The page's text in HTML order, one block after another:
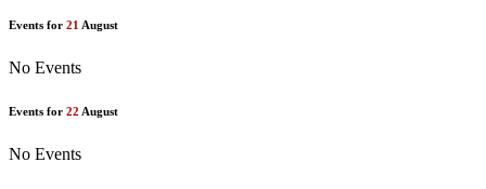
Events for 21 August
No Events
Events for 22 August
No Events